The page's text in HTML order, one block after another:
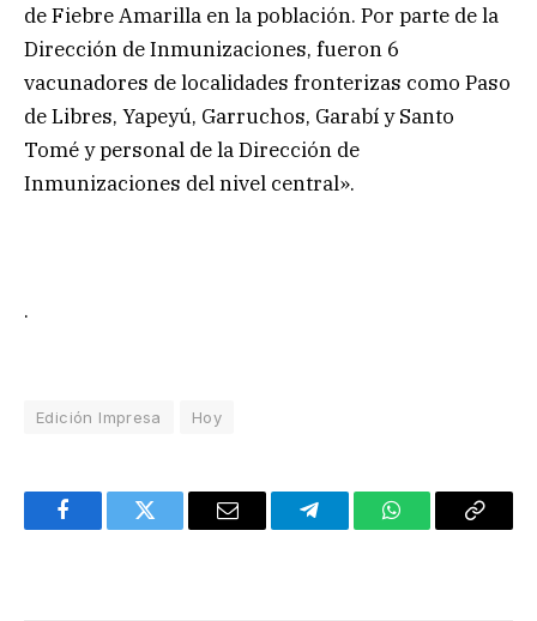
de Fiebre Amarilla en la población. Por parte de la
Dirección de Inmunizaciones, fueron 6
vacunadores de localidades fronterizas como Paso
de Libres, Yapeyú, Garruchos, Garabí y Santo
Tomé y personal de la Dirección de
Inmunizaciones del nivel central».
.
Edición Impresa Hoy
FacebookTwitter Email TelegramWhatsAppCopy